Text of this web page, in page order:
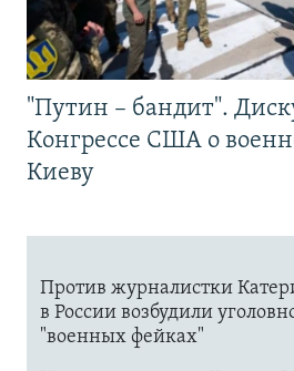
"Путин – бандит".
Конгрессе США о
Киеву